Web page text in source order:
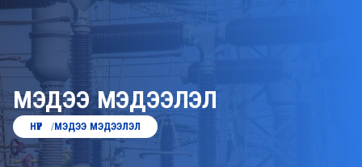
МЭДЭЭ МЭДЭЭЛЭЛ
НҮҮР МЭДЭЭ МЭДЭЭЛЭЛ